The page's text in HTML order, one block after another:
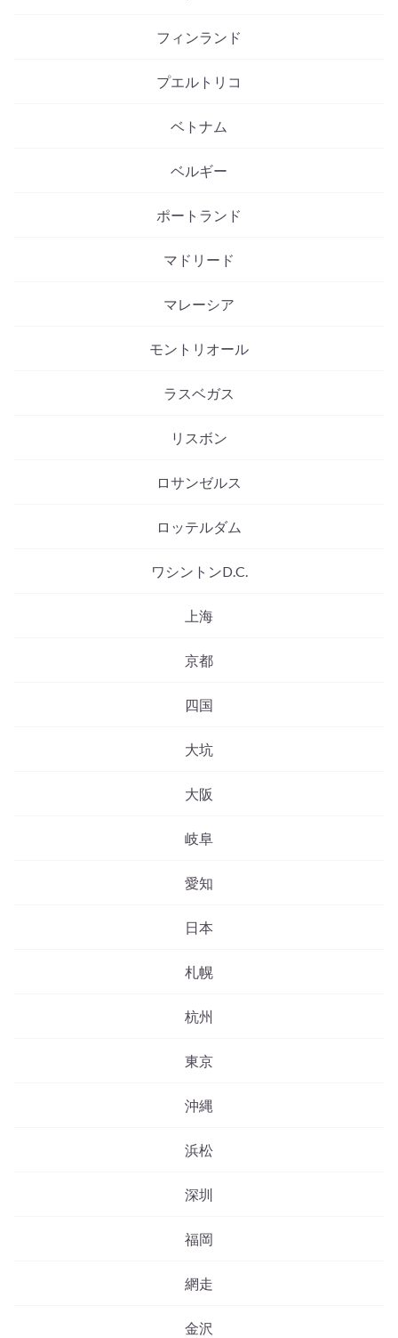
フィンランド
プエルトリコ
ベトナム
ベルギー
ポートランド
マドリード
マレーシア
モントリオール
ラスベガス
リスボン
ロサンゼルス
ロッテルダム
ワシントンD.C.
上海
京都
四国
大坑
大阪
岐阜
愛知
日本
札幌
杭州
東京
沖縄
浜松
深圳
福岡
網走
金沢